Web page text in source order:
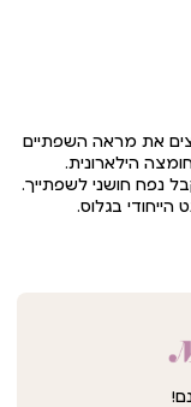
את מראה השפתיים
נפח חושני לשפתייך.
הייחודי בגלוס.